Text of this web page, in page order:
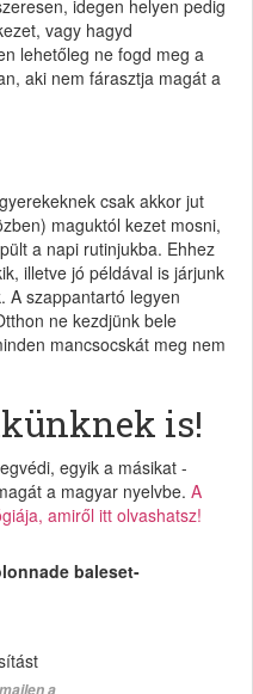
idegen helyen pedig
vagy hagyd
lehetőleg ne fogd meg a
aki nem fárasztja magát a
csak akkor jut
maguktól kezet mosni,
a napi rutinjukba. Ehhez
illetve jó példával is járjunk
A szappantartó legyen
ne kezdjünk bele
mancsocskát meg nem
is!
egyik a másikat -
a magyar nyelvbe. A
amiről itt olvashatsz!
baleset-
a